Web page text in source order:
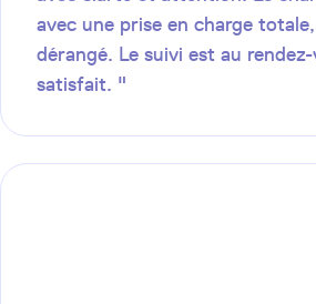
avec une prise en charge
dérangé. Le suivi est au
satisfait. "